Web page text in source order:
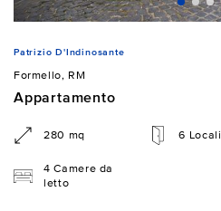
Patrizio D'Indinosante
Formello, RM
Appartamento
280 mq 6 Locali
4 Camere da
letto